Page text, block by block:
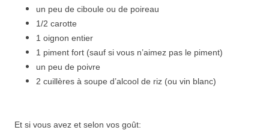
un peu de ciboule ou de poireau
1/2 carotte
1 oignon entier
1 piment fort (sauf si vous n’aimez pas le piment)
un peu de poivre
2 cuillères à soupe d’alcool de riz (ou vin blanc)
Et si vous avez et selon vos goût: